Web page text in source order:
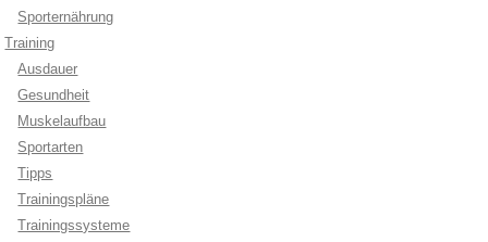
Sporternährung
Training
Ausdauer
Gesundheit
Muskelaufbau
Sportarten
Tipps
Trainingspläne
Trainingssysteme